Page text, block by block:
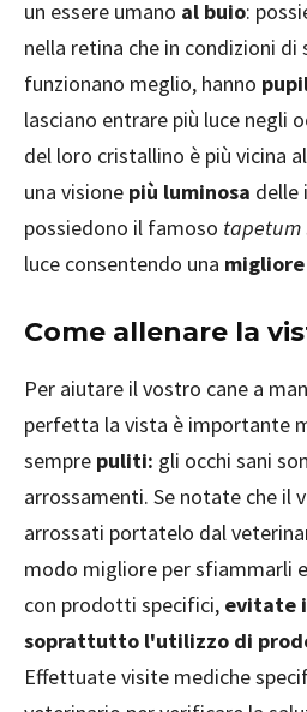
un essere umano al buio:
nella retina che in condizioni di
funzionano meglio, hanno
lasciano entrare più luce negli
del loro cristallino è più vicina
una visione più luminosa delle
possiedono il famoso tapetum
luce consentendo una
Come allenare la
Per aiutare il vostro cane a
perfetta la vista è importante
sempre puliti: gli occhi sani
arrossamenti. Se notate che il
arrossati portatelo dal
modo migliore per sfiammarli
con prodotti specifici, evitate
soprattutto l'utilizzo di
Effettuate visite mediche